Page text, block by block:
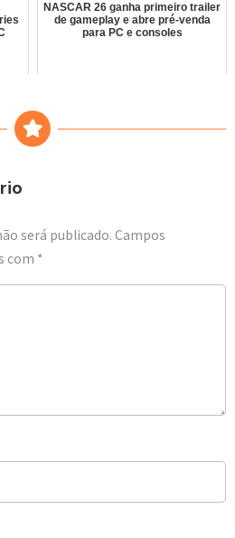
NASCAR 26 ganha primeiro trailer
de gameplay e abre pré-venda
para PC e consoles
será publicado. Campos
com *